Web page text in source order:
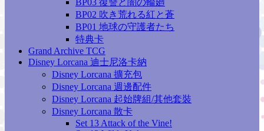
BP03 復讐と闇の輪廻
BP02 吹き荒れる紅と蒼
BP01 地球の守護者たち
特典卡
Grand Archive TCG
Disney Lorcana 迪士尼洛卡納
Disney Lorcana 擴充包
Disney Lorcana 週邊配件
Disney Lorcana 起始牌組/其他套裝
Disney Lorcana 散卡
Set 13 Attack of the Vine!